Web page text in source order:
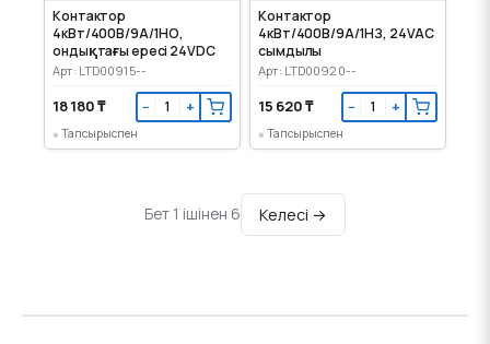
Контактор
4кВт/400В/9А/1НО,
ондықтағы ересі 24VDC
Арт: LTD00915--
18 180 ₸ − +
Тапсырыспен
Контактор
4кВт/400В/9А/1НЗ, 24VAC
сымдылы
Арт: LTD00920--
15 620 ₸ − +
Тапсырыспен
Бет 1 ішінен 6 Келесі →